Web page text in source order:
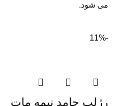
می شود.
-11%
رژلب جامد نیمه مات